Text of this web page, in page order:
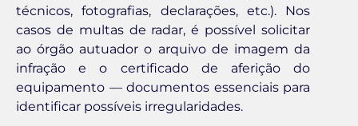
técnicos, fotografias, declarações, etc.). Nos
casos de multas de radar, é possível solicitar
ao órgão autuador o arquivo de imagem da
infração e o certificado de aferição do
equipamento — documentos essenciais para
identificar possíveis irregularidades.